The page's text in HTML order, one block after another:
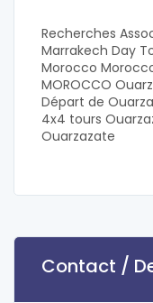
Recherches
Marrakech Day
Morocco
MOROCCO
Départ de
4x4 tours
Ouarzazate
Contact /